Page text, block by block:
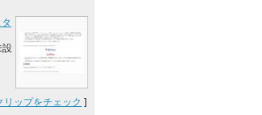
設
リップをチェック ]